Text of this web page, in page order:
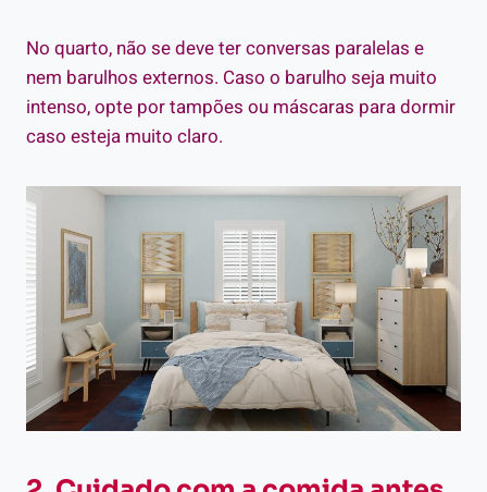
No quarto, não se deve ter conversas paralelas e
nem barulhos externos. Caso o barulho seja muito
intenso, opte por tampões ou máscaras para dormir
caso esteja muito claro.